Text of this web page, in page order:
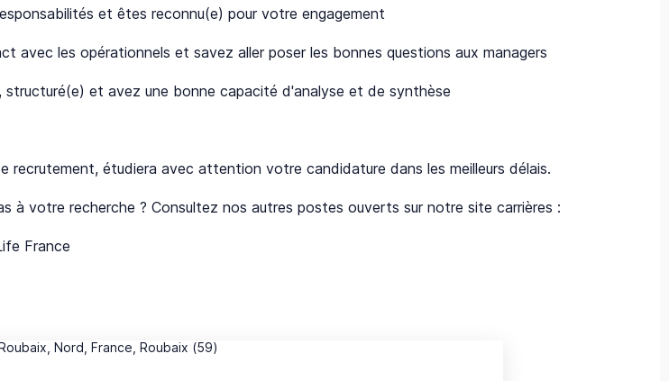
et êtes reconnu(e) pour votre engagement
avec les opérationnels et savez aller poser les bonnes questions aux managers
structuré(e) et avez une bonne capacité d'analyse et de synthèse
recrutement, étudiera avec attention votre candidature dans les meilleurs délais.
à votre recherche ? Consultez nos autres postes ouverts sur notre site carrières :
France